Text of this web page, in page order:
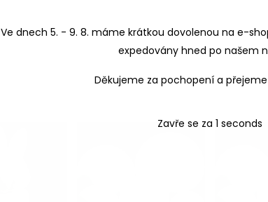
Ve dnech 5. - 9. 8. máme krátkou dovolenou na e-
expedovány hned po našem
Děkujeme za pochopení a
Zavře se za 1 seconds